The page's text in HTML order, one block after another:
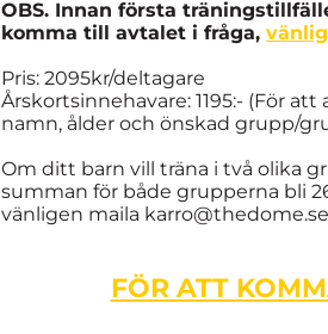
OBS. Innan första
komma till avtalet i fråga,
Pris: 2095kr/deltagare
Årskortsinnehavare: 1195:- (För
namn, ålder och önskad grupp/
Om ditt barn vill träna i två olika
summan för både grupperna bli
vänligen maila
FÖR ATT